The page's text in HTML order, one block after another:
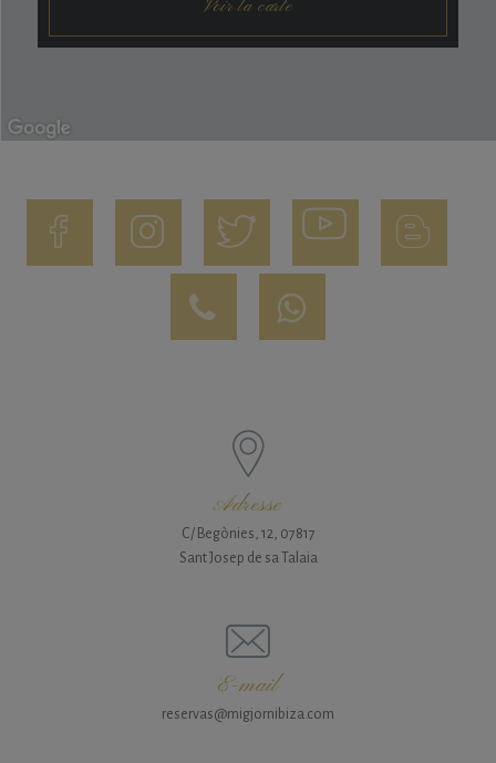
Voir la carte
Adresse
C/ Begònies, 12, 07817
Sant Josep de sa Talaia
E-mail
reservas@migjornibiza.com